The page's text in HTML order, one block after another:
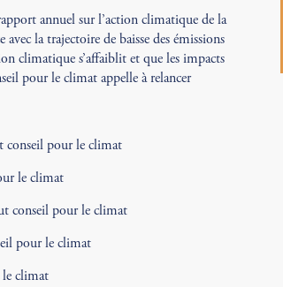
annuel sur l’action climatique de la
la trajectoire de baisse des émissions
climatique s’affaiblit et que les impacts
pour le climat appelle à relancer
conseil pour le climat
le climat
conseil pour le climat
pour le climat
climat